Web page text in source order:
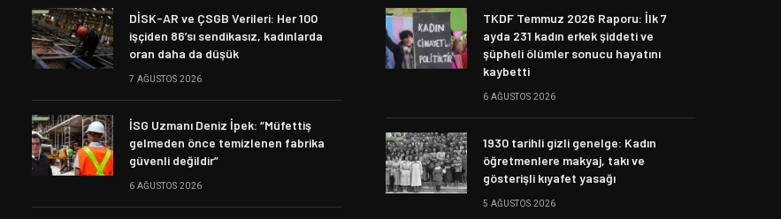
DİSK-AR ve ÇSGB Verileri: Her 100
işçiden 86’sı sendikasız, kadınlarda
oran daha da düşük
7 AĞUSTOS 2026
İSG Uzmanı Deniz İpek: “Müfettiş
gelmeden önce temizlenen fabrika
güvenli değildir”
6 AĞUSTOS 2026
TKDF Temmuz 2026 Raporu: İlk 7
ayda 231 kadın erkek şiddeti ve
şüpheli ölümler sonucu hayatını
kaybetti
6 AĞUSTOS 2026
1930 tarihli gizli genelge: Kadın
öğretmenlere makyaj, takı ve
gösterişli kıyafet yasağı
5 AĞUSTOS 2026